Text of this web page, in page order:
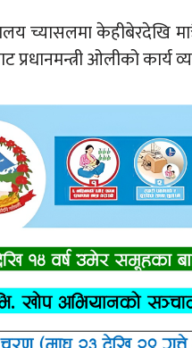
च्यासलमा केहीबेरदेखि
प्रधानमन्त्री ओलीको कार्य